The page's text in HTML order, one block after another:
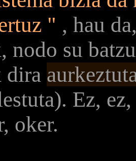
" , hau
nodo su
dira
Ez,
oker.